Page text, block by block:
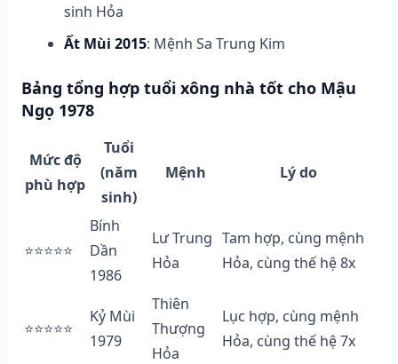
sinh Hỏa
Ất Mùi 2015: Mệnh Sa Trung Kim
Bảng tổng hợp tuổi xông nhà tốt cho Mậu
Ngọ 1978
Mức độ
phù hợp
Tuổi
(năm
sinh)
Mệnh Lý do
⭐⭐⭐⭐⭐
Bính
Dần
1986
Lư Trung
Hỏa
Tam hợp, cùng mệnh
Hỏa, cùng thế hệ 8x
⭐⭐⭐⭐⭐
Kỷ Mùi
1979
Thiên
Thượng
Hỏa
Lục hợp, cùng mệnh
Hỏa, cùng thế hệ 7x